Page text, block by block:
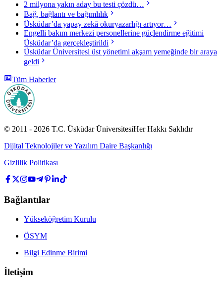
2 milyona yakın aday bu testi çözdü…
Bağ, bağlantı ve bağımlılık
Üsküdar’da yapay zekâ okuryazarlığı artıyor…
Engelli bakım merkezi personellerine güçlendirme eğitimi
Üsküdar’da gerçekleştirildi
Üsküdar Üniversitesi üst yönetimi akşam yemeğinde bir araya
geldi
Tüm Haberler
© 2011 - 2026 T.C. Üsküdar ÜniversitesiHer Hakkı Saklıdır
Dijital Teknolojiler ve Yazılım Daire Başkanlığı
Gizlilik Politikası
Bağlantılar
Yükseköğretim Kurulu
ÖSYM
Bilgi Edinme Birimi
İletişim